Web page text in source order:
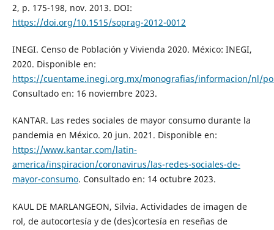
2, p. 175-198, nov. 2013. DOI:
https://doi.org/10.1515/soprag-2012-0012
INEGI. Censo de Población y Vivienda 2020. México: INEGI,
2020. Disponible en:
https://cuentame.inegi.org.mx/monografias/informacion/nl/
Consultado en: 16 noviembre 2023.
KANTAR. Las redes sociales de mayor consumo durante la
pandemia en México. 20 jun. 2021. Disponible en:
https://www.kantar.com/latin-
america/inspiracion/coronavirus/las-redes-sociales-de-
mayor-consumo. Consultado en: 14 octubre 2023.
KAUL DE MARLANGEON, Silvia. Actividades de imagen de
rol, de autocortesía y de (des)cortesía en reseñas de